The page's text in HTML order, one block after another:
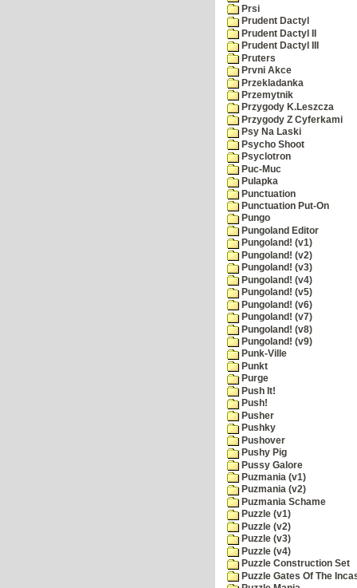
Prsi
Prudent Dactyl
Prudent Dactyl II
Prudent Dactyl III
Pruters
Prvni Akce
Przekladanka
Przemytnik
Przygody K.Leszcza
Przygody Z Cyferkami
Psy Na Laski
Psycho Shoot
Psyclotron
Puc-Muc
Pulapka
Punctuation
Punctuation Put-On
Pungo
Pungoland Editor
Pungoland! (v1)
Pungoland! (v2)
Pungoland! (v3)
Pungoland! (v4)
Pungoland! (v5)
Pungoland! (v6)
Pungoland! (v7)
Pungoland! (v8)
Pungoland! (v9)
Punk-Ville
Punkt
Purge
Push It!
Push!
Pusher
Pushky
Pushover
Pushy Pig
Pussy Galore
Puzmania (v1)
Puzmania (v2)
Puzmania Schame
Puzzle (v1)
Puzzle (v2)
Puzzle (v3)
Puzzle (v4)
Puzzle Construction Set
Puzzle Gates Of The